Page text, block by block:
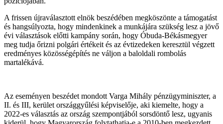
A frissen újraválasztott elnök beszédében megköszönte a támogatást
és hangsúlyozta, hogy mindenkinek a munkájára szükség lesz a jövő
évi választások előtti kampány során, hogy Óbuda-Békásmegyer
meg tudja őrizni polgári értékeit és az évtizedeken keresztül végzett
eredményes közösségépítés ne váljon a baloldali rombolás
martalékává.
Az eseményen beszédet mondott Varga Mihály pénzügyminiszter, a
II. és III, kerület országgyűlési képviselője, aki kiemelte, hogy a
2022-es választás az ország szempontjából sorsdöntő lesz, ugyanis